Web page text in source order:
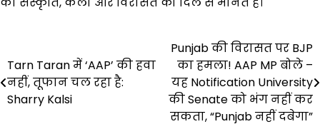
navigation
Tarn Taran में ‘AAP’ की हवा
नहीं, तूफान चल रहा है:
Sharry Kalsi
Punjab की विरासत पर BJP
का हमला! AAP MP बोले –
यह Notification University
की Senate को भंग नहीं कर
सकता, “Punjab नहीं दबेगा”